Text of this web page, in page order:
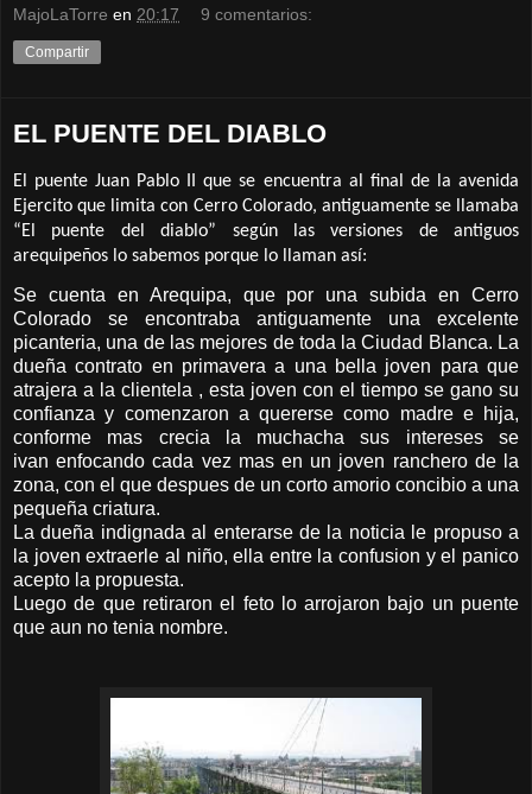
MajoLaTorre en 20:17 9 comentarios:
Compartir
EL PUENTE DEL DIABLO
El puente Juan Pablo II que se encuentra al final de la avenida
Ejercito que limita con Cerro Colorado, antiguamente se llamaba
“El puente del diablo” según las versiones de antiguos
arequipeños lo sabemos porque lo llaman así:
Se cuenta en Arequipa, que por una subida en Cerro
Colorado se encontraba antiguamente una excelente
picanteria, una de las mejores de toda la Ciudad Blanca. La
dueña contrato en primavera a una bella joven para que
atrajera a la clientela , esta joven con el tiempo se gano su
confianza y comenzaron a quererse como madre e hija,
conforme mas crecia la muchacha sus intereses se
ivan enfocando cada vez mas en un joven ranchero de la
zona, con el que despues de un corto amorio concibio a una
pequeña criatura.
La dueña indignada al enterarse de la noticia le propuso a
la joven extraerle al niño, ella entre la confusion y el panico
acepto la propuesta.
Luego de que retiraron el feto lo arrojaron bajo un puente
que aun no tenia nombre.